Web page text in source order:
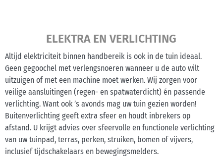
ELEKTRA EN VERLICHTING
Altijd elektriciteit binnen handbereik is ook in de tuin ideaal.
Geen gegoochel met verlengsnoeren wanneer u de auto wilt
uitzuigen of met een machine moet werken. Wij zorgen voor
veilige aansluitingen (regen- en spatwaterdicht) én passende
verlichting. Want ook ’s avonds mag uw tuin gezien worden!
Buitenverlichting geeft extra sfeer en houdt inbrekers op
afstand. U krijgt advies over sfeervolle en functionele verlichting
van uw tuinpad, terras, perken, struiken, bomen of vijvers,
inclusief tijdschakelaars en bewegingsmelders.